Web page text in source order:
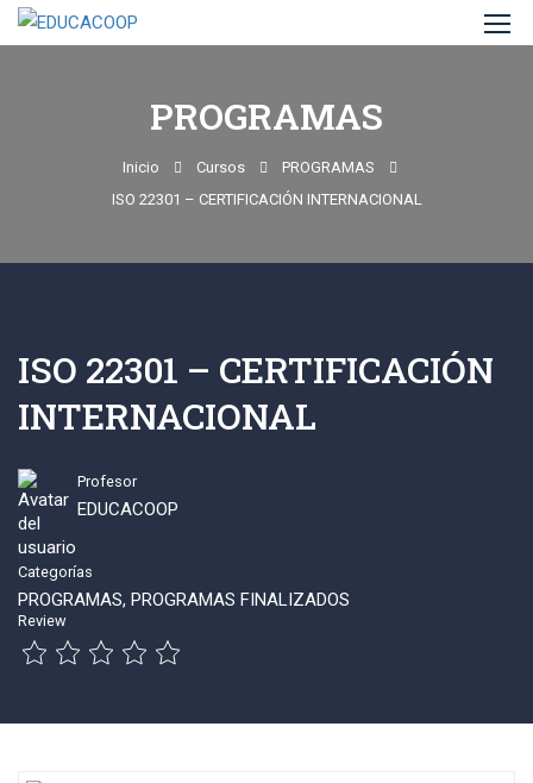
PROGRAMAS
Inicio Cursos
PROGRAMAS
ISO 22301 – CERTIFICACIÓN INTERNACIONAL
ISO 22301 – CERTIFICACIÓN
INTERNACIONAL
Profesor
EDUCACOOP
Categorías
PROGRAMAS, PROGRAMAS FINALIZADOS
Review